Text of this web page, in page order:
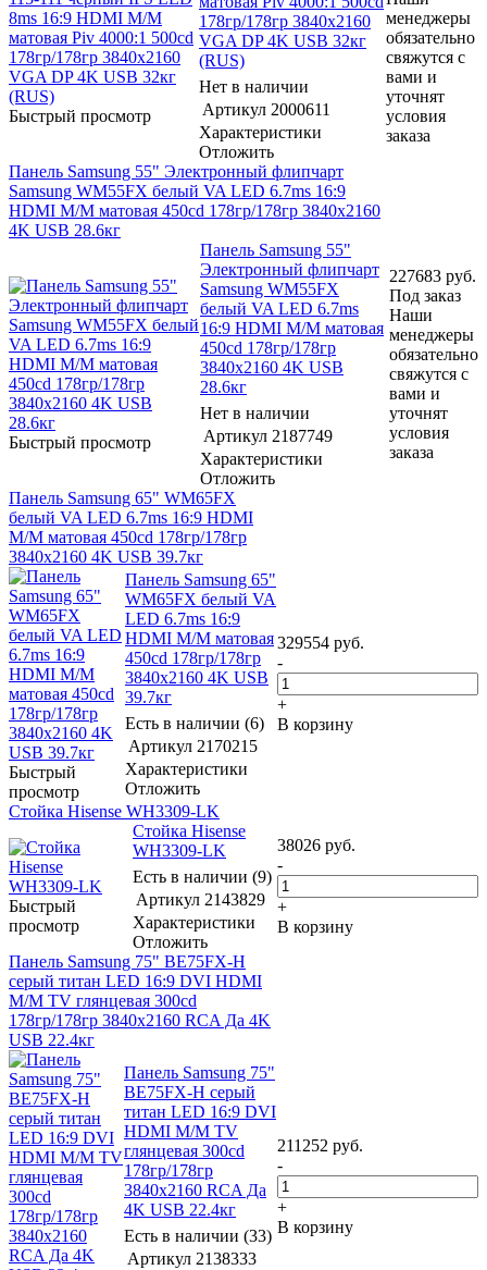
Быстрый просмотр
178гр/178гр 3840x2160
VGA DP 4K USB 32кг
(RUS)
Нет в наличии
Артикул 2000611
Характеристики
Отложить
менеджеры
обязательно
свяжутся с
вами и
уточнят
условия
заказа
Панель Samsung 55" Электронный флипчарт
Samsung WM55FX белый VA LED 6.7ms 16:9
HDMI M/M матовая 450cd 178гр/178гр 3840x2160
4K USB 28.6кг
Быстрый просмотр
Панель Samsung 55"
Электронный флипчарт
Samsung WM55FX
белый VA LED 6.7ms
16:9 HDMI M/M матовая
450cd 178гр/178гр
3840x2160 4K USB
28.6кг
Нет в наличии
Артикул 2187749
Характеристики
Отложить
227683 руб.
Под заказ
Наши
менеджеры
обязательно
свяжутся с
вами и
уточнят
условия
заказа
Панель Samsung 65" WM65FX
белый VA LED 6.7ms 16:9 HDMI
M/M матовая 450cd 178гр/178гр
3840x2160 4K USB 39.7кг
Быстрый
просмотр
Панель Samsung 65"
WM65FX белый VA
LED 6.7ms 16:9
HDMI M/M матовая
450cd 178гр/178гр
3840x2160 4K USB
39.7кг
Есть в наличии (6)
Артикул 2170215
Характеристики
Отложить
329554 руб.
-
+
В корзину
Стойка Hisense WH3309-LK
Быстрый
просмотр
Стойка Hisense
WH3309-LK
Есть в наличии (9)
Артикул 2143829
Характеристики
Отложить
38026 руб.
-
+
В корзину
Панель Samsung 75" BE75FX-H
серый титан LED 16:9 DVI HDMI
M/M TV глянцевая 300cd
178гр/178гр 3840x2160 RCA Да 4K
USB 22.4кг
Панель Samsung 75"
BE75FX-H серый
титан LED 16:9 DVI
HDMI M/M TV
глянцевая 300cd
178гр/178гр
3840x2160 RCA Да
4K USB 22.4кг
Есть в наличии (33)
Артикул 2138333
211252 руб.
-
+
В корзину